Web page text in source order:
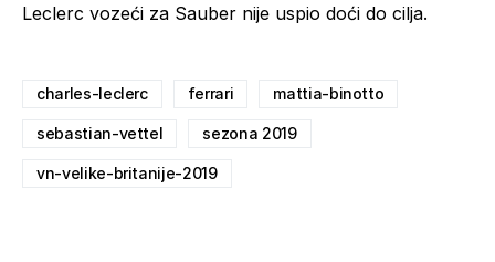
Leclerc vozeći za Sauber nije uspio doći do cilja.
charles-leclerc ferrari mattia-binotto
sebastian-vettel sezona 2019
vn-velike-britanije-2019